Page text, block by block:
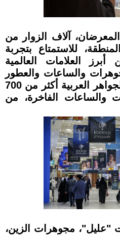
آلاف الزوار من
للاستمتاع بتجربة
العلامات العالمية
والساعات والعطور
ويقدم معرض الجواهر العربية أكثر من 700
والساعات الفاخرة، من
"عليل"، مجوهرات الزين،